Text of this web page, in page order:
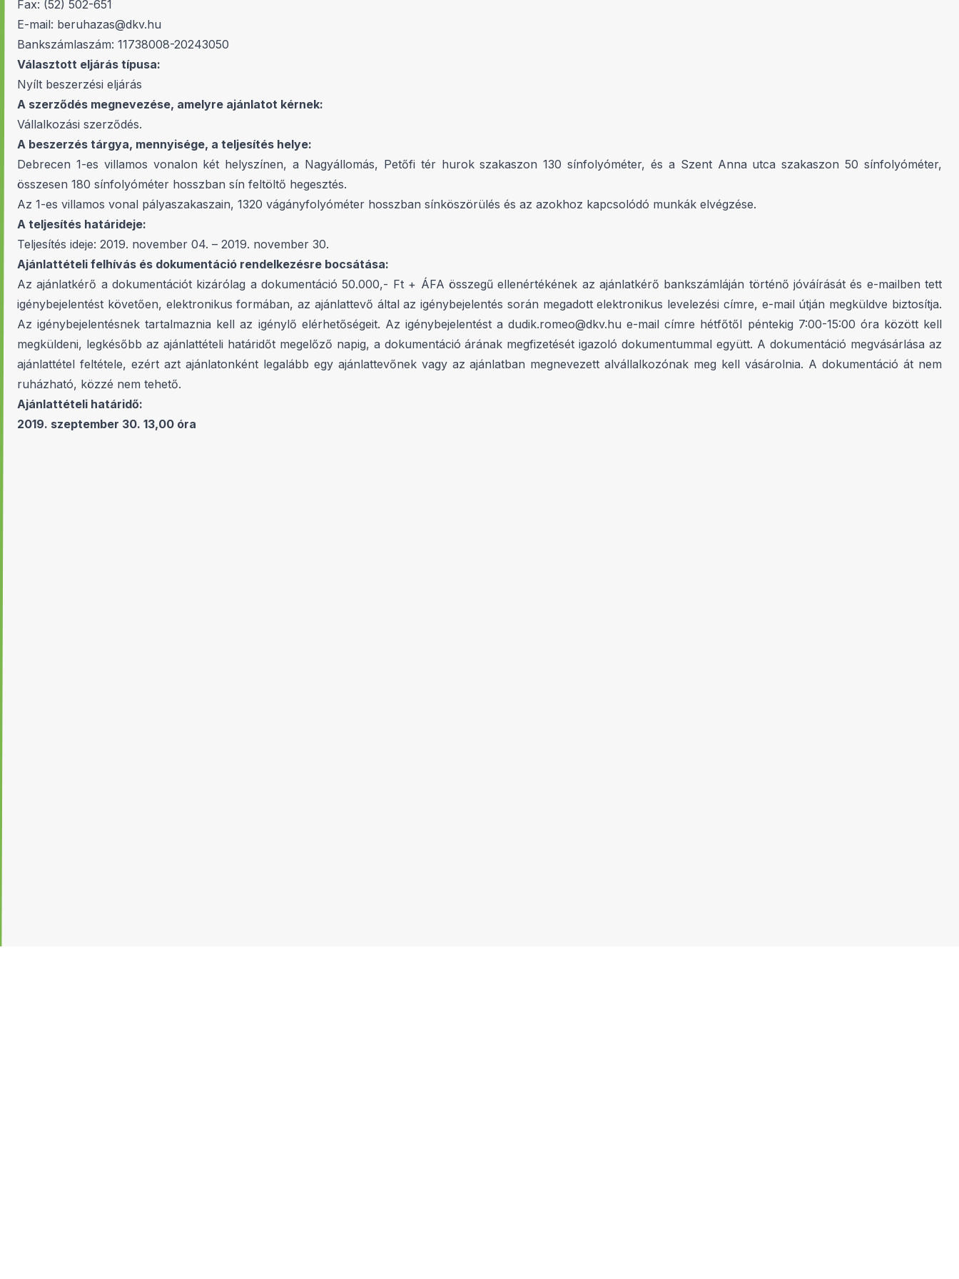
Fax: (52) 502-651
E-mail: beruhazas@dkv.hu
Bankszámlaszám: 11738008-20243050
Választott eljárás típusa:
Nyílt beszerzési eljárás
A szerződés megnevezése, amelyre ajánlatot kérnek:
Vállalkozási szerződés.
A beszerzés tárgya, mennyisége, a teljesítés helye:
Debrecen 1-es villamos vonalon két helyszínen, a Nagyállomás, Petőfi tér hurok szakaszon 130 sínfolyóméter, és a Szent Anna utca szakaszon 50 sínfolyóméter,
összesen 180 sínfolyóméter hosszban sín feltöltő hegesztés.
Az 1-es villamos vonal pályaszakaszain, 1320 vágányfolyóméter hosszban sínköszörülés és az azokhoz kapcsolódó munkák elvégzése.
A teljesítés határideje:
Teljesítés ideje: 2019. november 04. – 2019. november 30.
Ajánlattételi felhívás és dokumentáció rendelkezésre bocsátása:
Az ajánlatkérő a dokumentációt kizárólag a dokumentáció 50.000,- Ft + ÁFA összegű ellenértékének az ajánlatkérő bankszámláján történő jóváírását és e-mailben tett
igénybejelentést követően, elektronikus formában, az ajánlattevő által az igénybejelentés során megadott elektronikus levelezési címre, e-mail útján megküldve biztosítja.
Az igénybejelentésnek tartalmaznia kell az igénylő elérhetőségeit. Az igénybejelentést a dudik.romeo@dkv.hu e-mail címre hétfőtől péntekig 7:00-15:00 óra között kell
megküldeni, legkésőbb az ajánlattételi határidőt megelőző napig, a dokumentáció árának megfizetését igazoló dokumentummal együtt. A dokumentáció megvásárlása az
ajánlattétel feltétele, ezért azt ajánlatonként legalább egy ajánlattevőnek vagy az ajánlatban megnevezett alvállalkozónak meg kell vásárolnia. A dokumentáció át nem
ruházható, közzé nem tehető.
Ajánlattételi határidő:
2019. szeptember 30. 13,00 óra